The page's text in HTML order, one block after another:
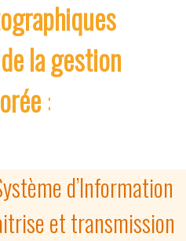
la gestion
:
d’Information
et transmission